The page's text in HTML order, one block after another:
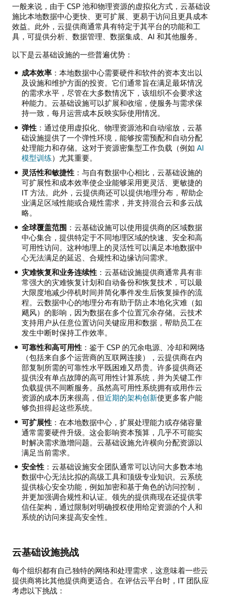
一般来说，由于 CSP 池和物理资源的虚拟化方式，云基础设
施比本地数据中心更快、更可扩展、更易于访问且更具成本
效益。此外，云提供商通常具有特定于其平台的功能和工
具，可提供分析、数据管理、数据集成、AI 和其他服务。
以下是云基础设施的一些普遍优势：
成本效率：本地数据中心需要硬件和软件的资本支出以
及设施和维护方面的投资。它们通常旨在满足最坏情况
的需求水平，尽管在大多数情况下，该组织不会要求这
种能力。云基础设施可以扩展和收缩，使服务与需求保
持一致，每月运营成本反映实际使用情况。
弹性：通过使用虚拟化、物理资源池和自动缩放，云基
础设施提供了一个弹性环境，能够按需预配和自动分配
处理能力和存储。这对于资源密集型工作负载（例如 AI
模型训练）尤其重要。
灵活性和敏捷性：与自有数据中心相比，云基础设施的
可扩展性和成本效率使企业能够采用更灵活、更敏捷的
IT 方法。此外，云提供商还可以提供地理分布，帮助企
业满足区域性能或合规性需求，并支持混合云和多云战
略。
全球覆盖范围 ：云基础设施可以使用提供商的区域数据
中心集合，提供特定于不同地理区域的快速、安全和高
可用性访问。这种地理上的灵活性可以满足本地数据中
心无法满足的延迟、合规性和边缘访问需求。
灾难恢复和业务连续性：云基础设施提供商通常具有非
常强大的灾难恢复计划和自动备份和恢复技术，可以最
大限度地减少停机时间并简化事件发生后恢复操作的流
程。云数据中心的地理分布有助于防止本地化灾难（如
飓风）的影响，因为数据在多个位置冗余存储。云技术
支持用户从任意位置访问关键应用和数据，帮助员工在
发生中断时保持工作效率。
可靠性和高可用性：鉴于 CSP 的冗余电源、冷却和网络
（包括来自多个运营商的互联网连接），云提供商在内
部复制所需的可靠性水平既困难又昂贵。许多提供商还
提供没有单点故障的高可用性计算系统，并为关键工作
负载提供不间断服务。虽然高可用性系统拥有或用作云
资源的成本历来很高，但近期的架构创新使更多客户能
够负担得起这些系统。
可扩展性：在本地数据中心，扩展处理能力或存储容量
通常需要硬件升级。这会影响资本预算，几乎不可能实
时解决需求激增问题。云基础设施允许横向分配资源以
满足当前需求。
安全性：云基础设施安全团队通常可以访问大多数本地
数据中心无法比拟的高级工具和顶级专业知识。云系统
提供核心安全功能，例如加密和基于角色的访问控制，
并更加强调合规性和认证。领先的提供商现在还提供零
信任架构，通过限制对明确授权使用给定资源的个人和
系统的访问来提高安全性。
云基础设施挑战
每个组织都有自己独特的网络和处理需求，这意味着一些云
提供商将比其他提供商更适合。在评估云平台时，IT 团队应
考虑以下挑战：